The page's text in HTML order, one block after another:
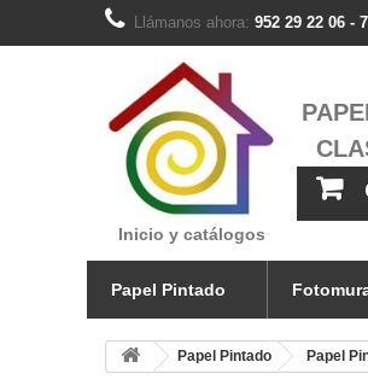
Llámanos ahora: 952 29 22 06 -
Inicio y catálogos
Papel Pintado
Papel Pintado Papel